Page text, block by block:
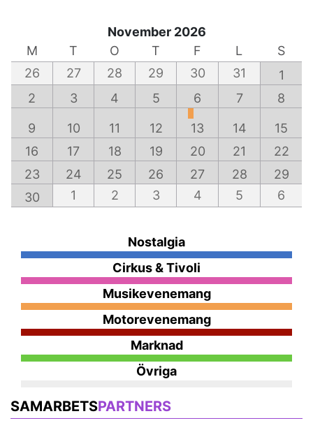
November 2026
M
T O T F L
S
26
27 28 29 30 31
1
2
3 4 5 6 7 8
9 10 11 12 13 14
15
16
17 18 19 20 21
22
23
24 25 26 27 28
29
30
1 2 3 4 5 6
Nostalgia
Cirkus & Tivoli
Musikevenemang
Motorevenemang
Marknad
Övriga
SAMARBETSPARTNERS